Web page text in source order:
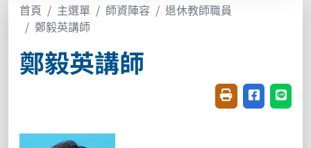
首頁 主選單 師資陣容
退休教師職員
鄭毅英講師
鄭毅英講師
友善列印(開新視
分享至臉書
分享